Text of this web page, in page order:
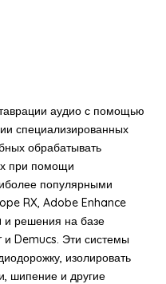
аудио с помощью
специализированных
обрабатывать
при помощи
популярными
RX, Adobe Enhance
решения на базе
и Demucs. Эти системы
изолировать
шипение и другие